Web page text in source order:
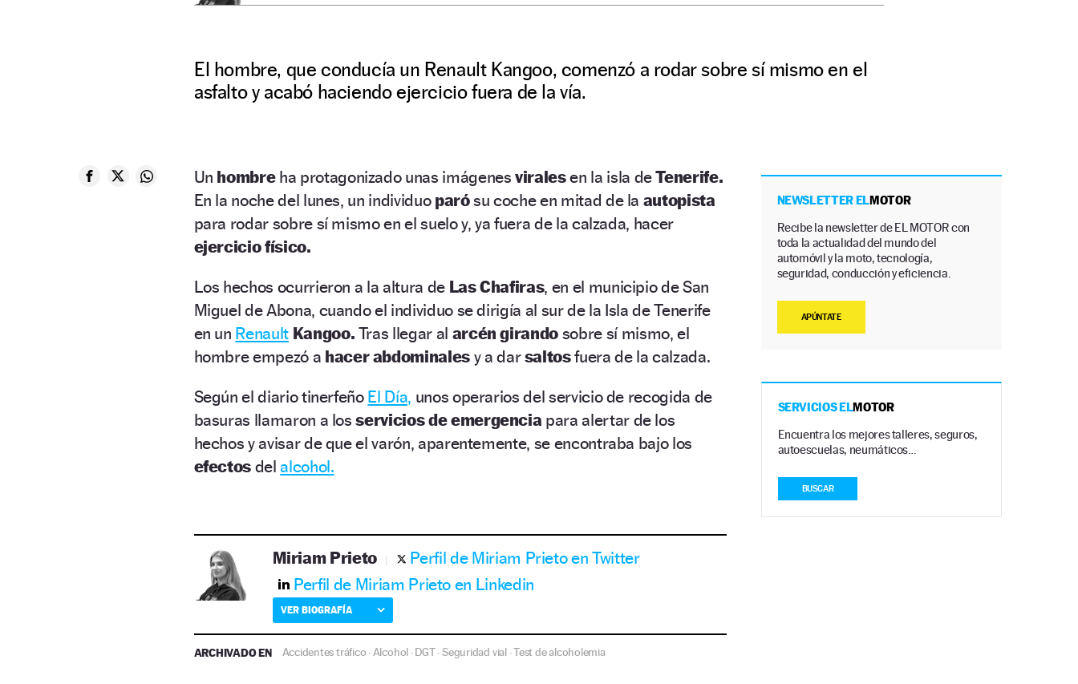
El hombre, que conducía un Renault Kangoo, comenzó a rodar sobre sí mismo en el
asfalto y acabó haciendo ejercicio fuera de la vía.
Un hombre ha protagonizado unas imágenesviralesen la isla deTenerife.
En la noche del lunes, un individuo parósu coche en mitad de la autopista
para rodar sobre sí mismo en el suelo y, ya fuera de la calzada, hacer
ejercicio físico.
Los hechos ocurrieron a la altura de Las Chafiras, en el municipio de San
Miguel de Abona, cuando el individuo se dirigía al sur de la Isla de Tenerife
en un Renault Kangoo. Tras llegar al arcén girando sobre sí mismo, el
hombre empezó a hacer abdominalesy a darsaltosfuera de la calzada.
Según el diario tinerfeño El Día, unos operarios del servicio de recogida de
basuras llamaron a losservicios de emergencia para alertar de los
hechos y avisar de que el varón, aparentemente, se encontraba bajo los
efectos delalcohol.
Miriam Prieto
Perfil de Miriam Prieto en Twitter
Perfil de Miriam Prieto en Linkedin
VER BIOGRAFÍA
ARCHIVADO EN Accidentes tráfico · Alcohol ·DGT·Seguridad vial ·Test de alcoholemia
NEWSLETTER ELMOTOR
Recibe la newsletter de EL MOTOR con
toda la actualidad del mundo del
automóvil y la moto, tecnología,
seguridad, conducción y eficiencia.
APÚNTATE
SERVICIOS ELMOTOR
Encuentra los mejores talleres, seguros,
autoescuelas, neumáticos…
BUSCAR